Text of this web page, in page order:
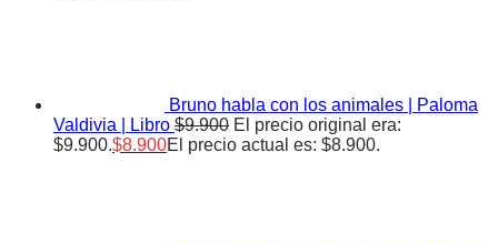
Bruno habla con los animales | Paloma
Valdivia | Libro $9.900 El precio original era:
$9.900.$8.900El precio actual es: $8.900.